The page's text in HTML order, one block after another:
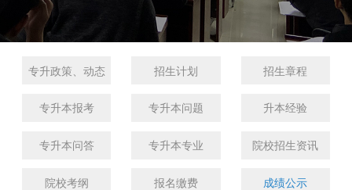
专升政策、动态 招生计划 招生章程
专升本报考 专升本问题 升本经验
专升本问答 专升本专业 院校招生资讯
院校考纲 报名缴费 成绩公示